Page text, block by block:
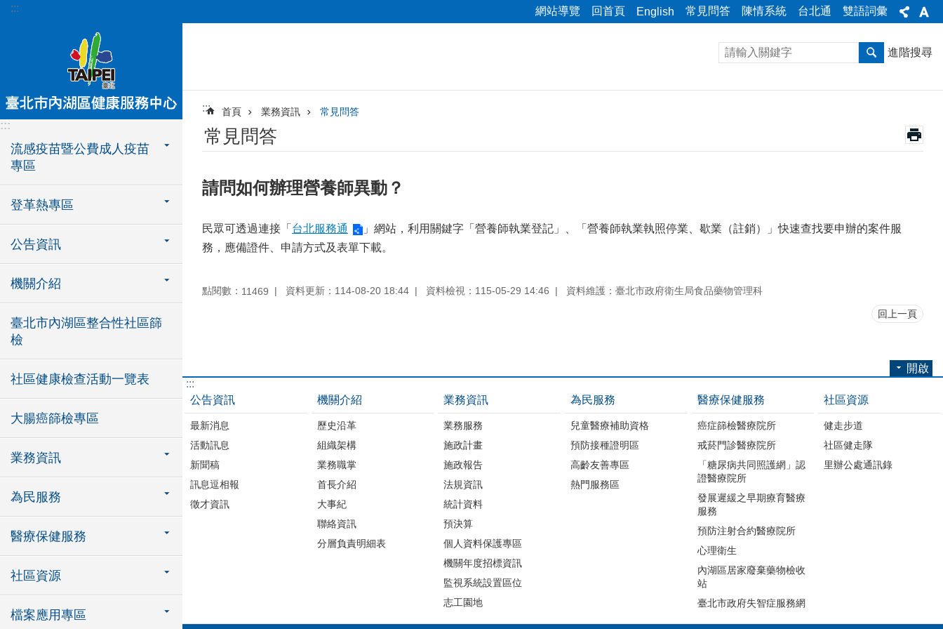
跳到主要內容區塊
::: 網站導覽 回首頁 English 常見問答 陳情系統 台北通 雙語詞彙
:::
流感疫苗暨公費成人疫苗
專區
登革熱專區
公告資訊
機關介紹
臺北市內湖區整合性社區篩
檢
社區健康檢查活動一覽表
大腸癌篩檢專區
業務資訊
為民服務
醫療保健服務
社區資源
檔案應用專區
進階搜尋
::: 首頁 業務資訊 常見問答
常見問答
請問如何辦理營養師異動？
民眾可透過連接「 台北服務通
」網站，利用關鍵字「營養師執業登記」、「營養師執業執照停業、歇業（註銷）」快速查找要申辦的案件服
務，應備證件、申請方式及表單下載。
點閱數： 11469 資料更新：114-08-20 18:44 資料檢視：115-05-29 14:46 資料維護：臺北市政府衛生局食品藥物管理科
回上一頁
開啟
:::
公告資訊
最新消息
活動訊息
新聞稿
訊息逗相報
徵才資訊
機關介紹
歷史沿革
組織架構
業務職掌
首長介紹
大事紀
聯絡資訊
分層負責明細表
業務資訊
業務服務
施政計畫
施政報告
法規資訊
統計資料
預決算
個人資料保護專區
機關年度招標資訊
監視系統設置區位
志工園地
為民服務
兒童醫療補助資格
預防接種證明區
高齡友善專區
熱門服務區
醫療保健服務
癌症篩檢醫療院所
戒菸門診醫療院所
「糖尿病共同照護網」認
證醫療院所
發展遲緩之早期療育醫療
服務
預防注射合約醫療院所
心理衛生
內湖區居家廢棄藥物檢收
站
臺北市政府失智症服務網
社區資源
健走步道
社區健走隊
里辦公處通訊錄